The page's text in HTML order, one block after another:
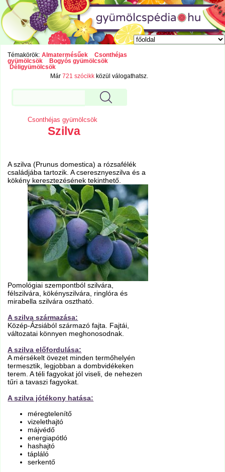
Témakörök: Almatermésűek
Csonthéjas
gyümölcsök
Bogyós gyümölcsök
Déligyümölcsök
Már721 szócikk közül válogathatsz.
Csonthéjas gyümölcsök
Szilva
A szilva (Prunus domestica) a rózsafélék
családjába tartozik. A cseresznyeszilva és a
kökény keresztezésének tekinthető.
Pomológiai szempontból szilvára,
félszilvára, kökényszilvára, ringlóra és
mirabella szilvára osztható.
A szilva származása:
Közép-Ázsiából származó fajta. Fajtái,
változatai könnyen meghonosodnak.
A szilva előfordulása:
A mérsékelt övezet minden termőhelyén
termesztik, legjobban a dombvidékeken
terem. A téli fagyokat jól viseli, de nehezen
tűri a tavaszi fagyokat.
A szilva jótékony hatása:
méregtelenítő
vizelethajtó
májvédő
energiapótló
hashajtó
tápláló
serkentő